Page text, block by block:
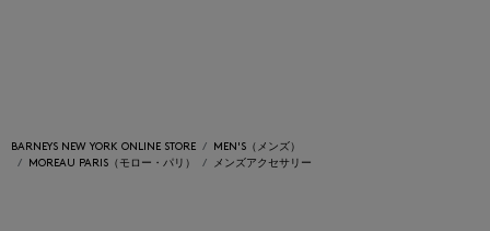
BARNEYS NEW YORK ONLINE STORE
MEN'S（メンズ）
MOREAU PARIS（モロー・パリ）
メンズアクセサリー